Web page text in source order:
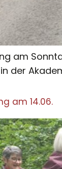
am
der
am 14.06.